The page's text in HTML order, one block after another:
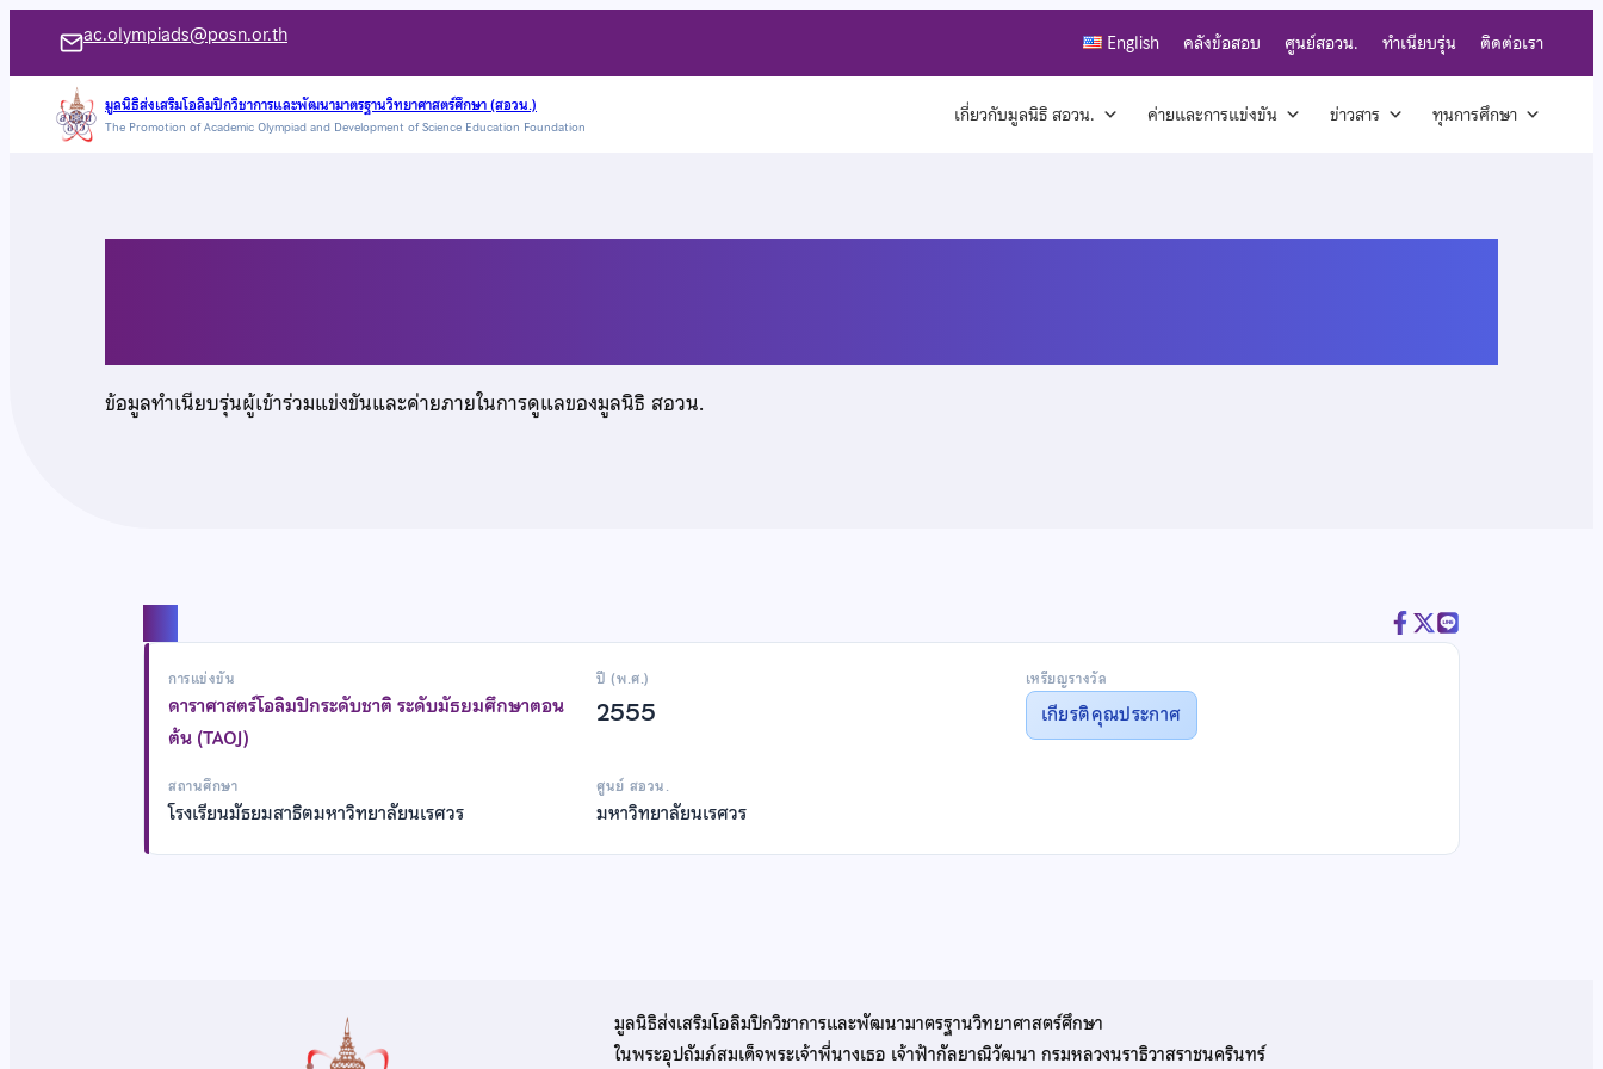
เนื้อหา
ac.olympiads@posn.or.th English คลังข้อสอบ ศูนย์สอวน. ทำเนียบรุ่น ติดต่อเรา
มูลนิธิส่งเสริมโอลิมปิกวิชาการและพัฒนามาตรฐานวิทยาศาสตร์ศึกษา (สอวน.)
The Promotion of Academic Olympiad and Development of Science Education Foundation เกี่ยวกับมูลนิธิ สอวน. ค่ายและการแข่งขัน ข่าวสาร ทุนการศึกษา
ข้อมูลทำเนียบรุ่นผู้เข้าร่วมแข่งขันและค่ายภายในการดูแลของมูลนิธิ สอวน.
การแข่งขัน
ดาราศาสตร์โอลิมปิกระดับชาติ ระดับมัธยมศึกษาตอน
ต้น (TAOJ)
ปี (พ.ศ.)
2555
เหรียญรางวัล
เกียรติคุณประกาศ
สถานศึกษา
โรงเรียนมัธยมสาธิตมหาวิทยาลัยนเรศวร
ศูนย์ สอวน.
มหาวิทยาลัยนเรศวร
มูลนิธิส่งเสริมโอลิมปิกวิชาการและพัฒนามาตรฐานวิทยาศาสตร์ศึกษา
ในพระอุปถัมภ์สมเด็จพระเจ้าพี่นางเธอ เจ้าฟ้ากัลยาณิวัฒนา กรมหลวงนราธิวาสราชนครินทร์